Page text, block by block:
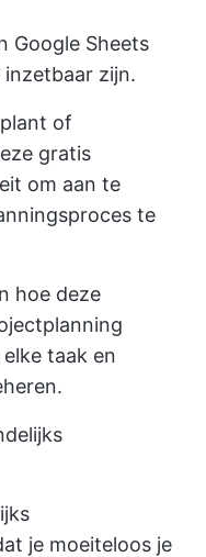
Google Sheets
zijn.
of
gratis
om aan te
te
hoe deze
taak en
je moeiteloos je